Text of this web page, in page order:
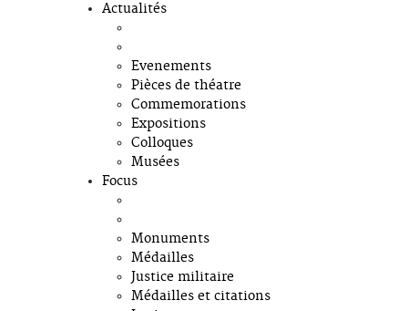
Actualités
Evenements
Pièces de théatre
Commemorations
Expositions
Colloques
Musées
Focus
Monuments
Médailles
Justice militaire
Médailles et citations